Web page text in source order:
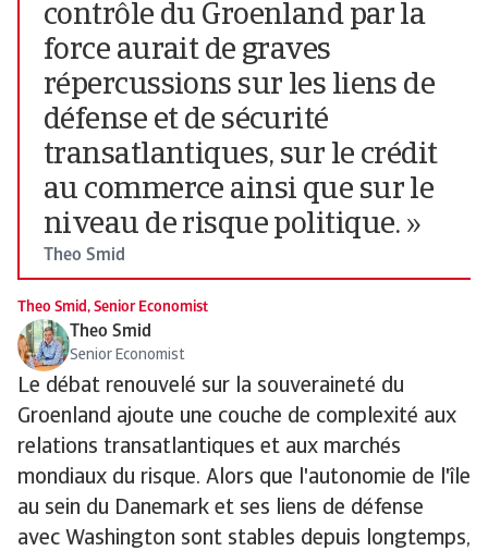
contrôle du Groenland par la
force aurait de graves
répercussions sur les liens de
défense et de sécurité
transatlantiques, sur le crédit
au commerce ainsi que sur le
niveau de risque politique. »
Theo Smid
Theo Smid, Senior Economist
Theo Smid
Senior Economist
Le débat renouvelé sur la souveraineté du
Groenland ajoute une couche de complexité aux
relations transatlantiques et aux marchés
mondiaux du risque. Alors que l'autonomie de l'île
au sein du Danemark et ses liens de défense
avec Washington sont stables depuis longtemps,